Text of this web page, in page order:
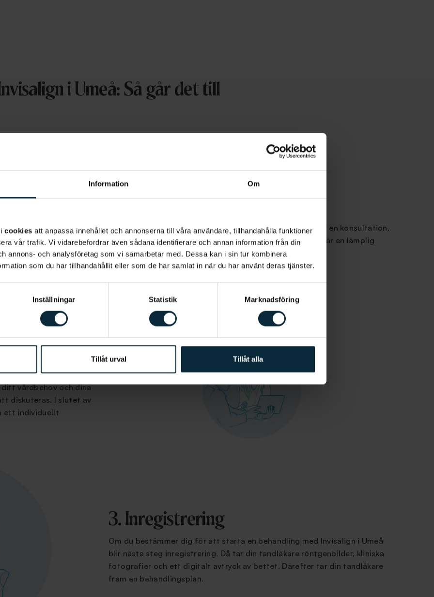
Information Om
cookies att anpassa innehållet och annonserna till våra användare, tillhandahålla funktioner
vår trafik. Vi vidarebefordrar även sådana identifierare och annan information från din
annons- och analysföretag som vi samarbetar med. Dessa kan i sin tur kombinera
som du har tillhandahållit eller som de har samlat in när du har använt deras tjänster.
Inställningar Statistik Marknadsföring
Tillåt urval Tillåt alla
i Umeå: Så går det till
Första steget i en Invisalign-behandling är att boka tid för en konsultation.
Vid detta tillfälle undersöker din tandläkare om Invisalign är en lämplig
behandling för dig och du får veta mer om metoden.
dina tänder och
vårdbehov och dina
diskuteras. I slutet av
ett individuellt
3. Inregistrering
Om du bestämmer dig för att starta en behandling med Invisalign i Umeå
blir nästa steg inregistrering. Då tar din tandläkare röntgenbilder, kliniska
fotografier och ett digitalt avtryck av bettet. Därefter tar din tandläkare
fram en behandlingsplan.